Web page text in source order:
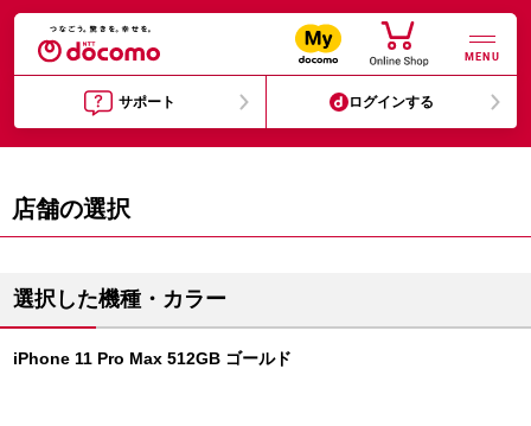
MENU
サポート ログインする
店舗の選択
選択した機種・カラー
iPhone 11 Pro Max 512GB ゴールド